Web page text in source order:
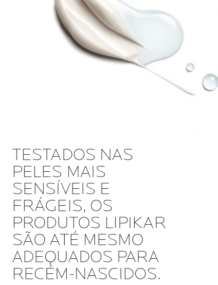
TESTADOS NAS
PELES MAIS
SENSÍVEIS E
FRÁGEIS, OS
PRODUTOS LIPIKAR
SÃO ATÉ MESMO
ADEQUADOS PARA
RECÉM-NASCIDOS.